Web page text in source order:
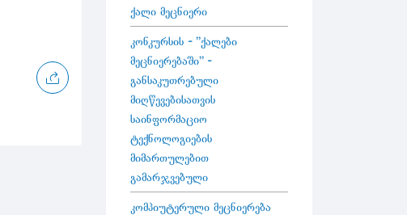
ქალი მეცნიერი
კონკურსის - "ქალები
მეცნიერებაში" -
განსაკუთრებული
მიღწევებისათვის
საინფორმაციო
ტექნოლოგიების
მიმართულებით
გამარჯვებული
კომპიუტერული მეცნიერება